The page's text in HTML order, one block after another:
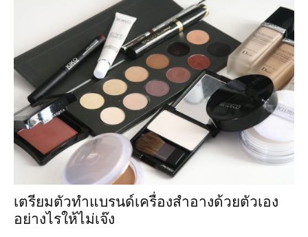
เตรียมตัวทำแบรนด์เครื่องสำอางด้วยตัวเอง
อย่างไรให้ไม่เจ๊ง